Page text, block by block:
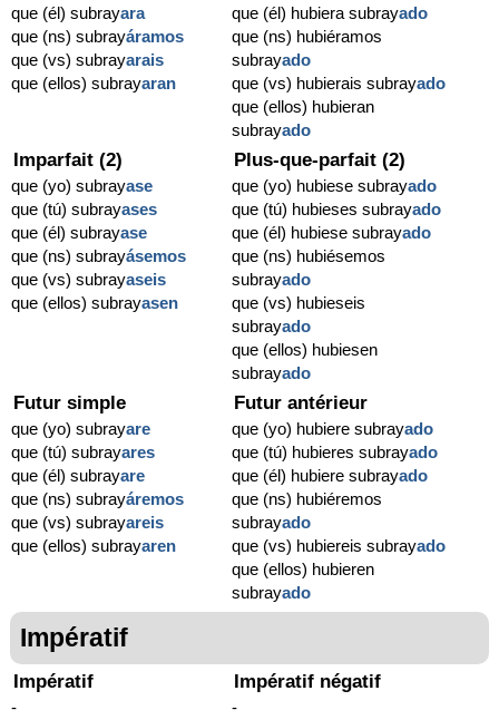
que (él) subrayara
que (ns) subrayáramos
que (vs) subrayarais
que (ellos) subrayaran
que (él) hubiera subrayado
que (ns) hubiéramos
subrayado
que (vs) hubierais subrayado
que (ellos) hubieran
subrayado
Imparfait (2)
que (yo) subrayase
que (tú) subrayases
que (él) subrayase
que (ns) subrayásemos
que (vs) subrayaseis
que (ellos) subrayasen
Plus-que-parfait (2)
que (yo) hubiese subrayado
que (tú) hubieses subrayado
que (él) hubiese subrayado
que (ns) hubiésemos
subrayado
que (vs) hubieseis
subrayado
que (ellos) hubiesen
subrayado
Futur simple
que (yo) subrayare
que (tú) subrayares
que (él) subrayare
que (ns) subrayáremos
que (vs) subrayareis
que (ellos) subrayaren
Futur antérieur
que (yo) hubiere subrayado
que (tú) hubieres subrayado
que (él) hubiere subrayado
que (ns) hubiéremos
subrayado
que (vs) hubiereis subrayado
que (ellos) hubieren
subrayado
Impératif
Impératif
-
Impératif négatif
-